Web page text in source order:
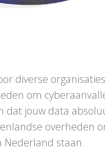
diverse
om
dat jouw data
overheden
staan.